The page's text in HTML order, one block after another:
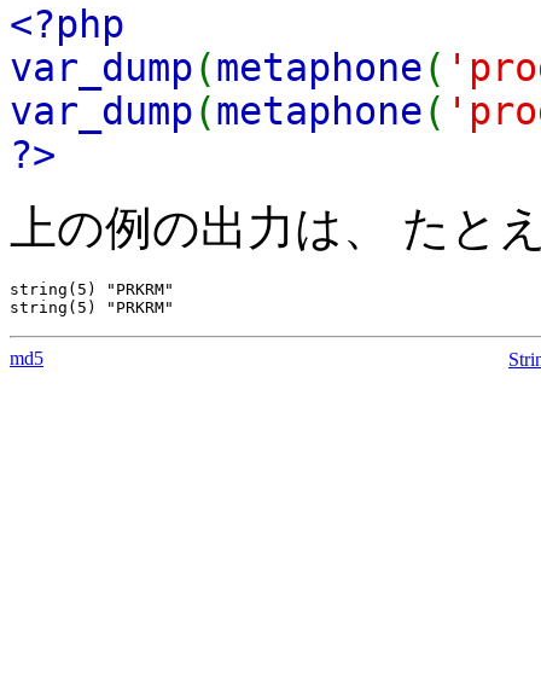
<?php
var_dump(metaphone(
var_dump(metaphone(
?>
上の例の出力は、 たと
string(5) "PRKRM"
md5